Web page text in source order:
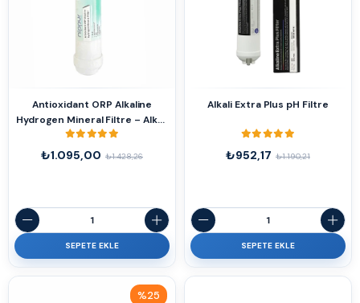
Antioxidant ORP Alkaline
Hydrogen Mineral Filtre – Alkali
ve Hidrojen Destekli Su Arıtımı
₺1.095,00 ₺1.428,26
SEPETE EKLE
Alkali Extra Plus pH Filtre
₺952,17 ₺1.190,21
SEPETE EKLE
%25